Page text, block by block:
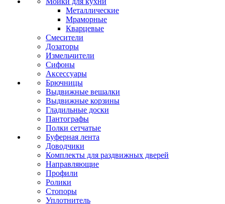
Металлические
Мраморные
Кварцевые
Смесители
Дозаторы
Измельчители
Сифоны
Аксессуары
Брючницы
Выдвижные вешалки
Выдвижные корзины
Гладильные доски
Пантографы
Полки сетчатые
Буферная лента
Доводчики
Комплекты для раздвижных дверей
Направляющие
Профили
Ролики
Стопоры
Уплотнитель